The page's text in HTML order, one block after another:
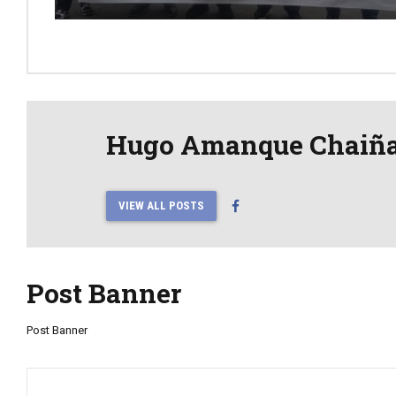
Hugo Amanque
VIEW ALL POSTS
Post Banner
Post Banner